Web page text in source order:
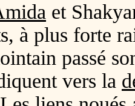
et
à plus forte
passé
vers la